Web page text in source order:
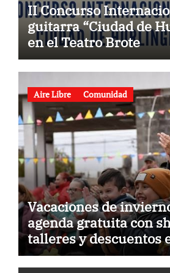
II Concurso
guitarra “Ciudad de
en el Teatro Brote
Aire Libre Comunidad
Vacaciones de
agenda gratuita con
talleres y descuentos
gastronomía